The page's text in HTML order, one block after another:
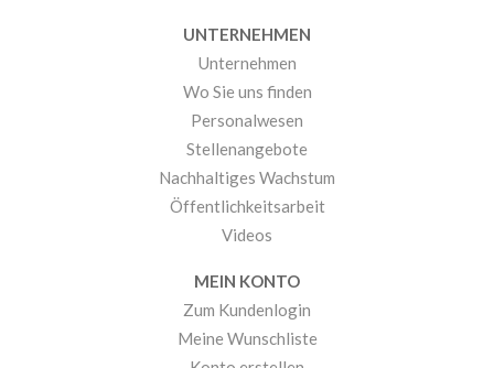
UNTERNEHMEN
Unternehmen
Wo Sie uns finden
Personalwesen
Stellenangebote
Nachhaltiges Wachstum
Öffentlichkeitsarbeit
Videos
MEIN KONTO
Zum Kundenlogin
Meine Wunschliste